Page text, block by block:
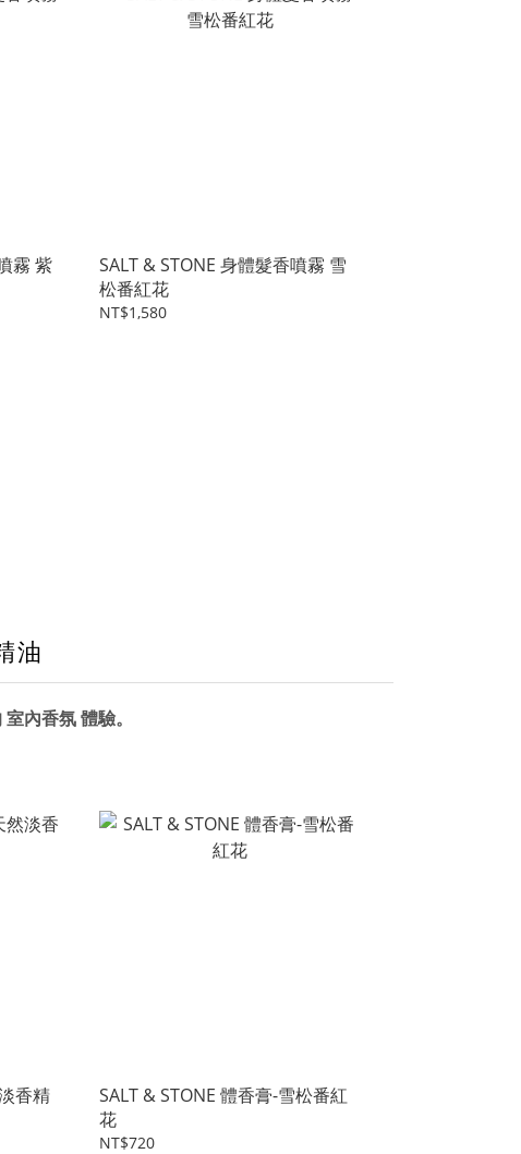
霧 紫
SALT & STONE 身體髮香噴霧 雪
松番紅花
NT$1,580
油
室內香氛體驗。
香精
SALT & STONE 體香膏-雪松番紅
花
NT$720